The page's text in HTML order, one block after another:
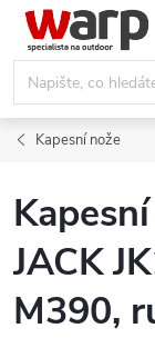
Přejít
obsah
Kapesní nože
JACK
M390,